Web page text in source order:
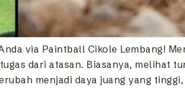
via Paintball Cikole Lembang!
dari atasan. Biasanya, melihat
menjadi daya juang yang